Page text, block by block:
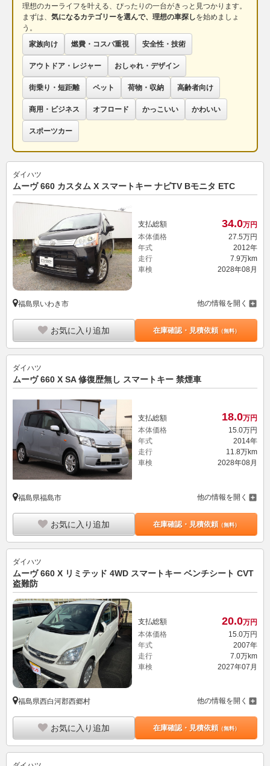
理想のカーライフを叶える、ぴったりの一台がきっと見つかります。
まずは、 気になるカテゴリーを選んで、理想の車探しを始めましょ
う。
家族向け
燃費・コスパ重視 安全性・技術
アウトドア・レジャー おしゃれ・デザイン
街乗り・短距離 ペット 荷物・収納 高齢者向け
商用・ビジネス オフロード かっこいい かわいい
スポーツカー
ダイハツ
ムーヴ 660 カスタム X スマートキー ナビTV Bモニタ ETC
支払総額 34.0万円
本体価格
27. 5万円
年式
2012年
走行
7.9万km
車検
2028年08月
福島県いわき市 他の情報を開く
お気に入り追加 在庫確認・見積依頼（無料）
ダイハツ
ムーヴ 660 X SA 修復歴無し スマートキー 禁煙車
支払総額 18.0万円
本体価格
15.0万円
年式
2014年
走行
11.8万km
車検
2028年08月
福島県福島市 他の情報を開く
お気に入り追加 在庫確認・見積依頼（無料）
ダイハツ
ムーヴ 660 X リミテッド 4WD スマートキー ベンチシート CVT
盗難防
支払総額 20.0万円
本体価格
15. 0万円
年式
2007年
走行
7.0万km
車検
2027年07月
福島県西白河郡西郷村 他の情報を開く
お気に入り追加 在庫確認・見積依頼（無料）